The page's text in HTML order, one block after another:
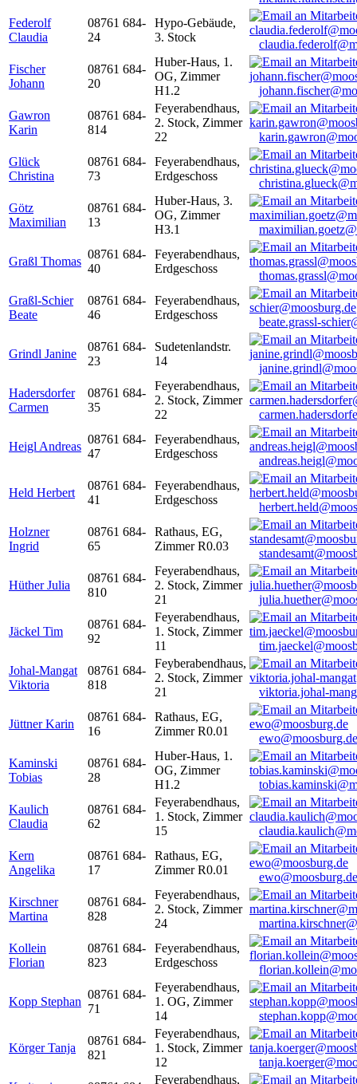
Federolf
Claudia
08761 684-
24
Hypo-Gebäude,
3. Stock
Fischer
Johann
08761 684-
20
Huber-Haus, 1.
OG, Zimmer
H1.2
Gawron
Karin
08761 684-
814
Feyerabendhaus,
2. Stock, Zimmer
22
Glück
Christina
08761 684-
73
Feyerabendhaus,
Erdgeschoss
Götz
Maximilian
08761 684-
13
Huber-Haus, 3.
OG, Zimmer
H3.1
Graßl Thomas
08761 684-
40
Feyerabendhaus,
Erdgeschoss
Graßl-Schier
Beate
08761 684-
46
Feyerabendhaus,
Erdgeschoss
beate.grassl-
Grindl Janine
08761 684-
23
Sudetenlandstr.
14
Hadersdorfer
Carmen
08761 684-
35
Feyerabendhaus,
2. Stock, Zimmer
22
Heigl Andreas
08761 684-
47
Feyerabendhaus,
Erdgeschoss
Held Herbert
08761 684-
41
Feyerabendhaus,
Erdgeschoss
Holzner
Ingrid
08761 684-
65
Rathaus, EG,
Zimmer R0.03
Hüther Julia
08761 684-
810
Feyerabendhaus,
2. Stock, Zimmer
21
Jäckel Tim
08761 684-
92
Feyerabendhaus,
1. Stock, Zimmer
11
Johal-Mangat
Viktoria
08761 684-
818
Feyberabendhaus,
2. Stock, Zimmer
21
viktoria.johal-
Jüttner Karin
08761 684-
16
Rathaus, EG,
Zimmer R0.01
ewo@moosburg.de
Kaminski
Tobias
08761 684-
28
Huber-Haus, 1.
OG, Zimmer
H1.2
Kaulich
Claudia
08761 684-
62
Feyerabendhaus,
1. Stock, Zimmer
15
Kern
Angelika
08761 684-
17
Rathaus, EG,
Zimmer R0.01
ewo@moosburg.de
Kirschner
Martina
08761 684-
828
Feyerabendhaus,
2. Stock, Zimmer
24
Kollein
Florian
08761 684-
823
Feyerabendhaus,
Erdgeschoss
Kopp Stephan
08761 684-
71
Feyerabendhaus,
1. OG, Zimmer
14
Körger Tanja
08761 684-
821
Feyerabendhaus,
1. Stock, Zimmer
12
Feyerabendhaus,